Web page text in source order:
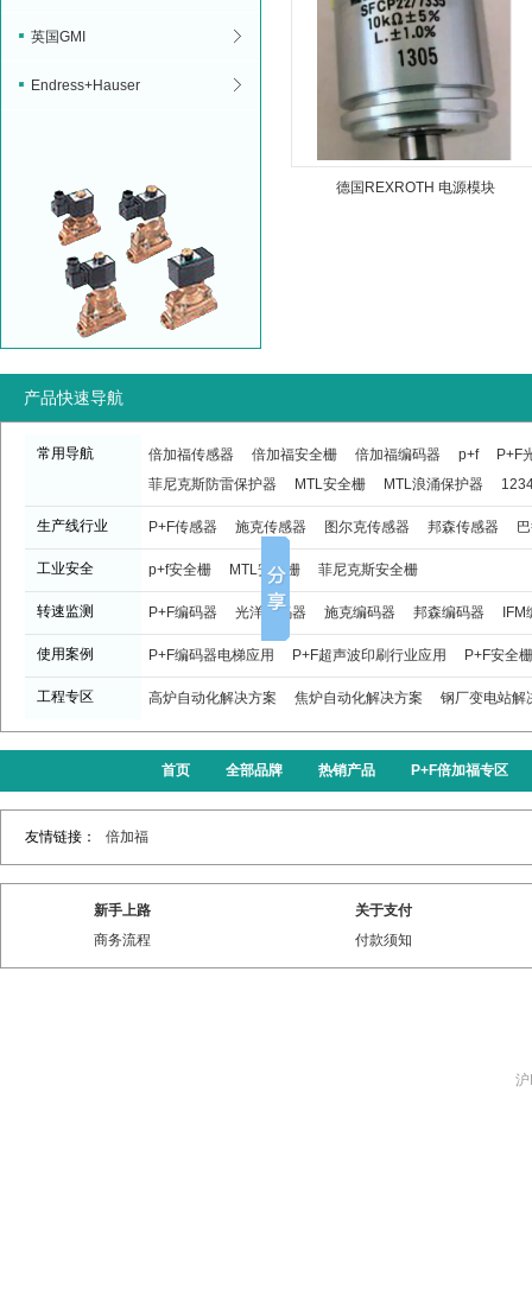
英国GMI
Endress+Hauser
NN
德国REXROTH 电源模块
产品快速导航
常用导航 倍加福传感器 倍加福安全栅 倍加福编码器 p+f
P+F
菲尼克斯防雷保护器
MTL安全栅 MTL浪涌保护器
生产线行业 P+F传感器 施克传感器 图尔克传感器 邦森传感器
工业安全 p+f安全栅 MTL安全栅 菲尼克斯安全栅
转速监测 P+F编码器 光洋编码器 施克编码器 邦森编码器
使用案例 P+F编码器电梯应用 P+F超声波印刷行业应用 P+F安全
工程专区 高炉自动化解决方案 焦炉自动化解决方案 钢厂变电站解
首页 全部品牌 热销产品 P+F倍加福专区
友情链接： 倍加福
新手上路
商务流程
关于支付
付款须知